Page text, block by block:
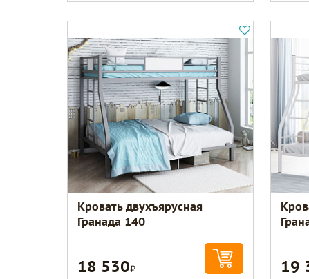
Кровать двухъярусная
Гранада 140
18 530Р 19